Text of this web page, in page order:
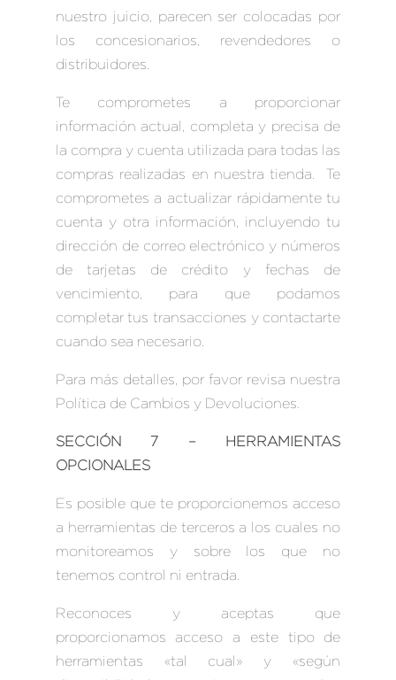
nuestro juicio, parecen ser colocadas por
los concesionarios, revendedores o
distribuidores.
Te comprometes a proporcionar
información actual, completa y precisa de
la compra y cuenta utilizada para todas las
compras realizadas en nuestra tienda. Te
comprometes a actualizar rápidamente tu
cuenta y otra información, incluyendo tu
dirección de correo electrónico y números
de tarjetas de crédito y fechas de
vencimiento, para que podamos
completar tus transacciones y contactarte
cuando sea necesario.
Para más detalles, por favor revisa nuestra
Política de Cambios y Devoluciones.
SECCIÓN 7 – HERRAMIENTAS
OPCIONALES
Es posible que te proporcionemos acceso
a herramientas de terceros a los cuales no
monitoreamos y sobre los que no
tenemos control ni entrada.
Reconoces y aceptas que
proporcionamos acceso a este tipo de
herramientas «tal cual» y «según